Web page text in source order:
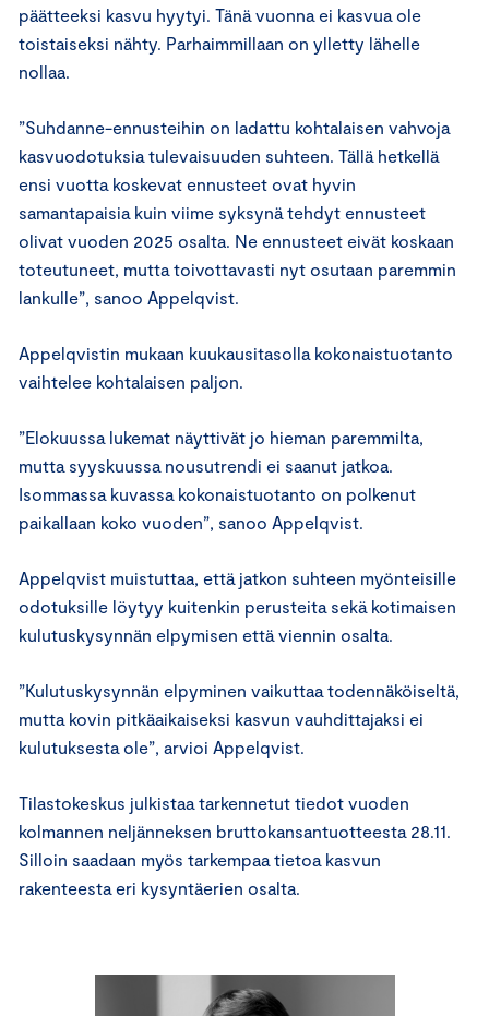
päätteeksi kasvu hyytyi. Tänä vuonna ei kasvua ole
toistaiseksi nähty. Parhaimmillaan on ylletty lähelle
nollaa.
”Suhdanne-ennusteihin on ladattu kohtalaisen vahvoja
kasvuodotuksia tulevaisuuden suhteen. Tällä hetkellä
ensi vuotta koskevat ennusteet ovat hyvin
samantapaisia kuin viime syksynä tehdyt ennusteet
olivat vuoden 2025 osalta. Ne ennusteet eivät koskaan
toteutuneet, mutta toivottavasti nyt osutaan paremmin
lankulle”, sanoo Appelqvist.
Appelqvistin mukaan kuukausitasolla kokonaistuotanto
vaihtelee kohtalaisen paljon.
”Elokuussa lukemat näyttivät jo hieman paremmilta,
mutta syyskuussa nousutrendi ei saanut jatkoa.
Isommassa kuvassa kokonaistuotanto on polkenut
paikallaan koko vuoden”, sanoo Appelqvist.
Appelqvist muistuttaa, että jatkon suhteen myönteisille
odotuksille löytyy kuitenkin perusteita sekä kotimaisen
kulutuskysynnän elpymisen että viennin osalta.
”Kulutuskysynnän elpyminen vaikuttaa todennäköiseltä,
mutta kovin pitkäaikaiseksi kasvun vauhdittajaksi ei
kulutuksesta ole”, arvioi Appelqvist.
Tilastokeskus julkistaa tarkennetut tiedot vuoden
kolmannen neljänneksen bruttokansantuotteesta 28.11.
Silloin saadaan myös tarkempaa tietoa kasvun
rakenteesta eri kysyntäerien osalta.